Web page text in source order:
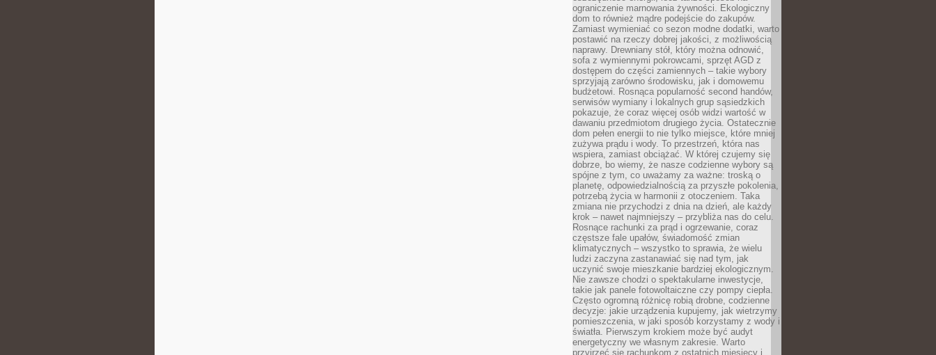
ograniczenie marnowania żywności. Ekologiczny
dom to również mądre podejście do zakupów.
Zamiast wymieniać co sezon modne dodatki, warto
postawić na rzeczy dobrej jakości, z możliwością
naprawy. Drewniany stół, który można odnowić,
sofa z wymiennymi pokrowcami, sprzęt AGD z
dostępem do części zamiennych – takie wybory
sprzyjają zarówno środowisku, jak i domowemu
budżetowi. Rosnąca popularność second handów,
serwisów wymiany i lokalnych grup sąsiedzkich
pokazuje, że coraz więcej osób widzi wartość w
dawaniu przedmiotom drugiego życia. Ostatecznie
dom pełen energii to nie tylko miejsce, które mniej
zużywa prądu i wody. To przestrzeń, która nas
wspiera, zamiast obciążać. W której czujemy się
dobrze, bo wiemy, że nasze codzienne wybory są
spójne z tym, co uważamy za ważne: troską o
planetę, odpowiedzialnością za przyszłe pokolenia,
potrzebą życia w harmonii z otoczeniem. Taka
zmiana nie przychodzi z dnia na dzień, ale każdy
krok – nawet najmniejszy – przybliża nas do celu.
Rosnące rachunki za prąd i ogrzewanie, coraz
częstsze fale upałów, świadomość zmian
klimatycznych – wszystko to sprawia, że wielu
ludzi zaczyna zastanawiać się nad tym, jak
uczynić swoje mieszkanie bardziej ekologicznym.
Nie zawsze chodzi o spektakularne inwestycje,
takie jak panele fotowoltaiczne czy pompy ciepła.
Często ogromną różnicę robią drobne, codzienne
decyzje: jakie urządzenia kupujemy, jak wietrzymy
pomieszczenia, w jaki sposób korzystamy z wody i
światła. Pierwszym krokiem może być audyt
energetyczny we własnym zakresie. Warto
przyjrzeć się rachunkom z ostatnich miesięcy i